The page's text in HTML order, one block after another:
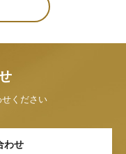
ください
わせ